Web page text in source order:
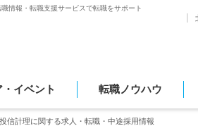
情報・転職支援サービスで転職をサポート
イベント 転職ノウハウ
投信計理に関する求人・転職・中途採用情報